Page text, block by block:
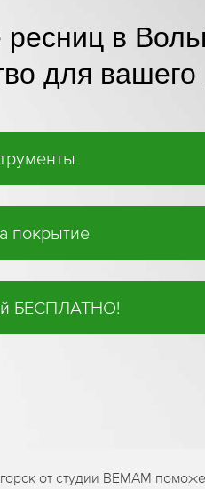
в
для вашего
покрытие
БЕСПЛАТНО!
от студии BEMAM